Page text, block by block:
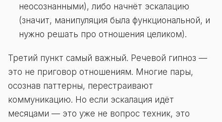
неосознанными), либо начнёт эскалацию
(значит, манипуляция была функциональной, и
нужно решать про отношения целиком).
Третий пункт самый важный. Речевой гипноз —
это не приговор отношениям. Многие пары,
осознав паттерны, перестраивают
коммуникацию. Но если эскалация идёт
месяцами — это уже не вопрос техник, это